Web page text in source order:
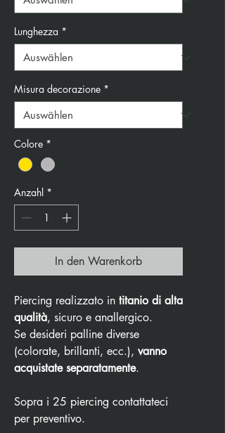
Lunghezza *
Misura decorazione *
Colore *
Anzahl *
In den Warenkorb
Piercing realizzato in titanio di alta
qualità, sicuro e anallergico.
Se desideri palline diverse
(colorate, brillanti, ecc.), vanno
acquistate separatamente.
Sopra i 25 piercing contattateci
per preventivo.